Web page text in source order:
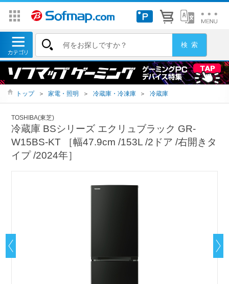
トップ ＞ 家電・照明 ＞ 冷蔵庫・冷凍庫 ＞ 冷蔵庫
TOSHIBA(東芝)
冷蔵庫 BSシリーズ エクリュブラック GR-
W15BS-KT ［幅47.9cm /153L /2ドア /右開きタ
イプ /2024年］